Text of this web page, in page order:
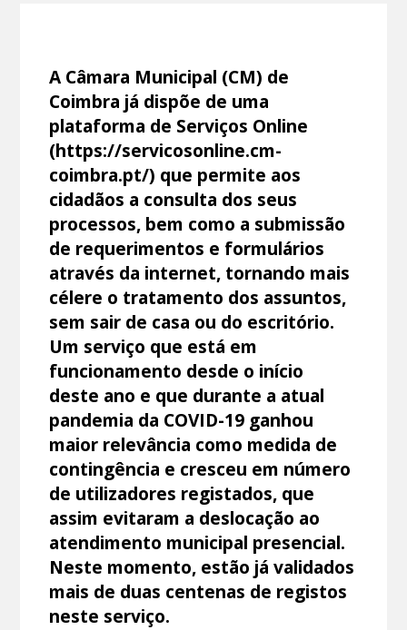
A Câmara Municipal (CM) de
Coimbra já dispõe de uma
plataforma de Serviços Online
(https://servicosonline.cm-
coimbra.pt/) que permite aos
cidadãos a consulta dos seus
processos, bem como a submissão
de requerimentos e formulários
através da internet, tornando mais
célere o tratamento dos assuntos,
sem sair de casa ou do escritório.
Um serviço que está em
funcionamento desde o início
deste ano e que durante a atual
pandemia da COVID-19 ganhou
maior relevância como medida de
contingência e cresceu em número
de utilizadores registados, que
assim evitaram a deslocação ao
atendimento municipal presencial.
Neste momento, estão já validados
mais de duas centenas de registos
neste serviço.